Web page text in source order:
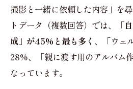
撮影と一緒に依頼した内容」を
トデータ（複数回答）では、
「
成」が45%と最も多く 、「ウェ
28%、「親に渡す用のアルバム
なっています。